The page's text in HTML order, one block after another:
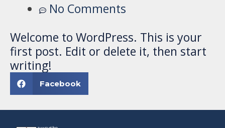
No Comments
Welcome to WordPress. This is your
first post. Edit or delete it, then start
writing!
Facebook